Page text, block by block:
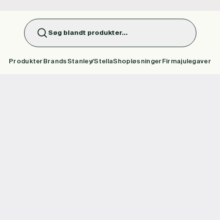
Søg blandt produkter...
Produkter Brands Stanley/StellaShopløsninger Firmajulegaver